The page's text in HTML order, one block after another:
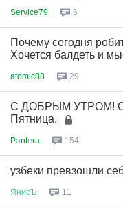
Service79 6
Почему сегодня
Хочется балдеть и
atomic88 29
С ДОБРЫМ УТРОМ!
Пятница.
Pаntеra 154
узбеки превзошли
ЯнисЪ 11